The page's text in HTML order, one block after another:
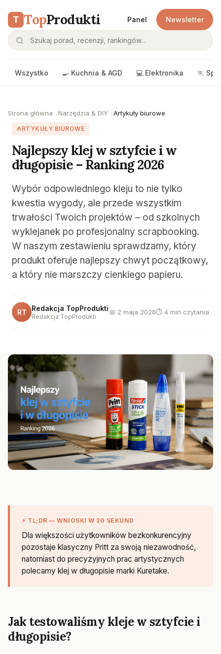
T TopProdukti Panel Newsletter
Wszystko 🍳 Kuchnia & AGD 💻 Elektronika 🏃
Strona główna Narzędzia & DIY Artykuły biurowe
ARTYKUŁY BIUROWE
Najlepszy klej w sztyfcie i w
długopisie – Ranking 2026
Wybór odpowiedniego kleju to nie tylko
kwestia wygody, ale przede wszystkim
trwałości Twoich projektów – od szkolnych
wyklejanek po profesjonalny scrapbooking.
W naszym zestawieniu sprawdzamy, który
produkt oferuje najlepszy chwyt początkowy,
a który nie marszczy cienkiego papieru.
RT Redakcja TopProdukti
Redakcja TopProdukti
📅 2 maja 2026⏱ 4 min czytania
⚡ TL;DR — WNIOSKI W 30 SEKUND
Dla większości użytkowników bezkonkurencyjny
pozostaje klasyczny Pritt za swoją niezawodność,
natomiast do precyzyjnych prac artystycznych
polecamy klej w długopisie marki Kuretake.
Jak testowaliśmy kleje w sztyfcie i
długopisie?